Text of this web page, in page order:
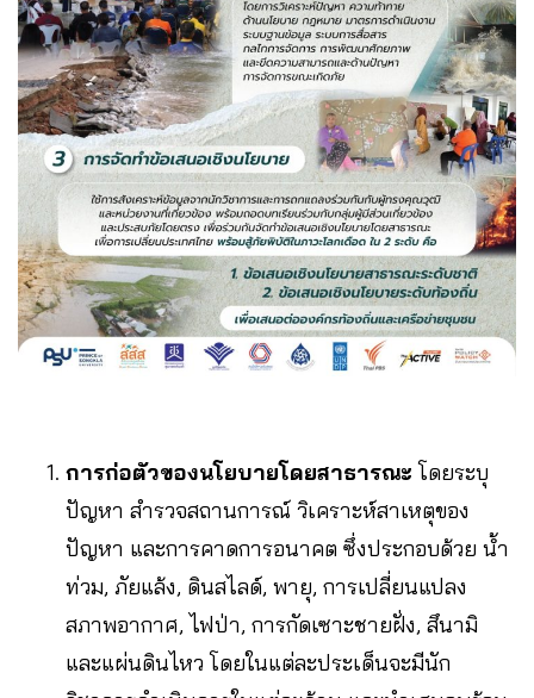
การก่อตัวของนโยบายโดยสาธารณะโดยระบุ
ปัญหา สำรวจสถานการณ์ วิเคราะห์สาเหตุของ
ปัญหา และการคาดการอนาคต ซึ่งประกอบด้วย น้ำ
ท่วม, ภัยแล้ง, ดินสไลด์, พายุ, การเปลี่ยนแปลง
สภาพอากาศ, ไฟป่า, การกัดเซาะชายฝั่ง, สึนามิ
และแผ่นดินไหว โดยในแต่ละประเด็นจะมีนัก